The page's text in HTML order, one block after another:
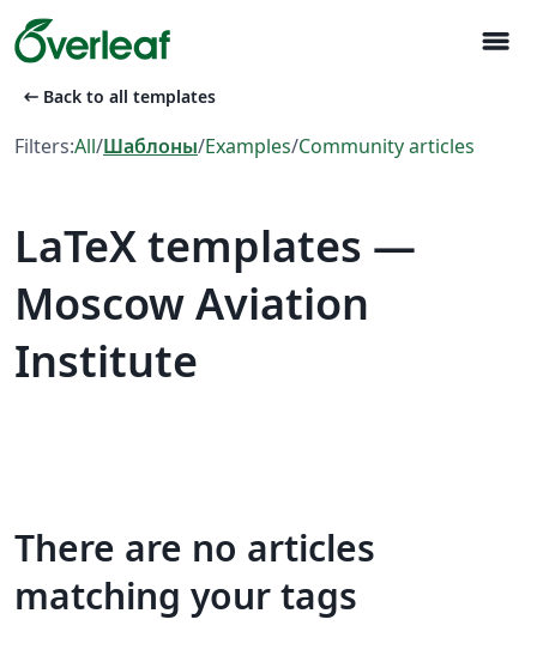
menu
arrow_left_alt Back to all templates
Filters:All/Шаблоны/Examples/Community articles
LaTeX templates —
Moscow Aviation
Institute
There are no articles
matching your tags